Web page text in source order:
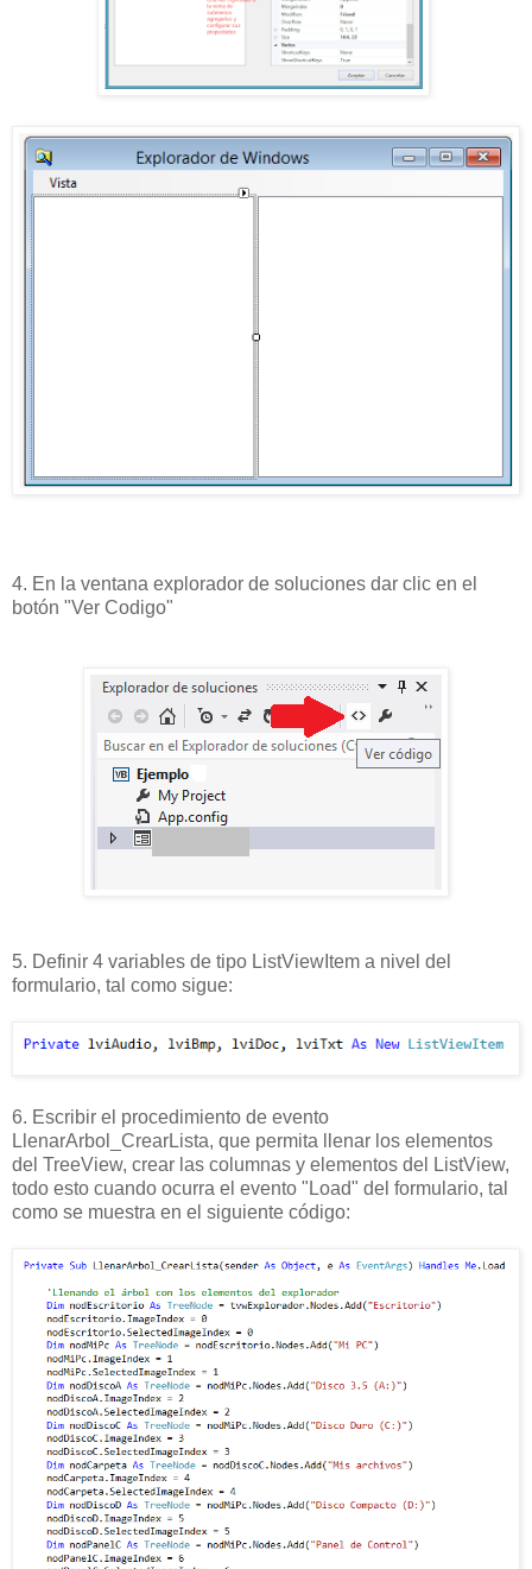
4. En la ventana explorador de soluciones dar clic en el
botón "Ver Codigo"
5. Definir 4 variables de tipo ListViewItem a nivel del
formulario, tal como sigue:
6. Escribir el procedimiento de evento
LlenarArbol_CrearLista, que permita llenar los elementos
del TreeView, crear las columnas y elementos del ListView,
todo esto cuando ocurra el evento "Load" del formulario, tal
como se muestra en el siguiente código: